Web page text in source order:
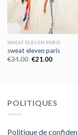
SWEAT ELEVEN PARIS
sweat eleven paris
€34.00 €21.00
POLITIQUES
Politique de